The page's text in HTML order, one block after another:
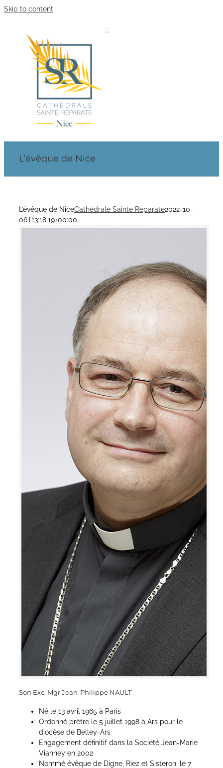
Skip to content
L’évêque de Nice
L’évêque de NiceCathédrale Sainte Reparate2022-10-
06T13:18:19+00:00
Son Exc. Mgr Jean-Philippe NAULT
Né le 13 avril 1965 à Paris
Ordonné prêtre le 5 juillet 1998 à Ars pour le
diocèse de Belley-Ars
Engagement définitif dans la Société Jean-Marie
Vianney en 2002
Nommé évêque de Digne, Riez et Sisteron, le 7